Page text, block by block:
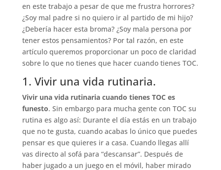
en este trabajo a pesar de que me frustra horrores?
¿Soy mal padre si no quiero ir al partido de mi hijo?
¿Debería hacer esta broma? ¿Soy mala persona por
tener estos pensamientos? Por tal razón, en este
artículo queremos proporcionar un poco de claridad
sobre lo que no tienes que hacer cuando tienes TOC.
1. Vivir una vida rutinaria.
Vivir una vida rutinaria cuando tienes TOC es
funesto. Sin embargo para mucha gente con TOC su
rutina es algo así: Durante el día estás en un trabajo
que no te gusta, cuando acabas lo único que puedes
pensar es que quieres ir a casa. Cuando llegas allí
vas directo al sofá para “descansar”. Después de
haber jugado a un juego en el móvil, haber mirado